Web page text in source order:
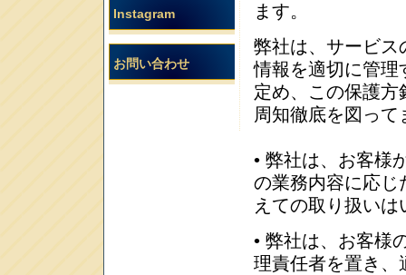
ます。
弊社は、サービス
情報を適切に管理
定め、この保護
周知徹底を図って
• 弊社は、お客様
の業務内容に応じ
えての取り扱い
• 弊社は、お客様
理責任者を置き、
Instagram
お問い合わせ